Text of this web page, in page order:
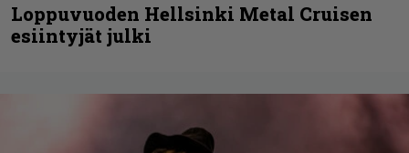
Loppuvuoden Hellsinki Metal Cruisen
esiintyjät julki